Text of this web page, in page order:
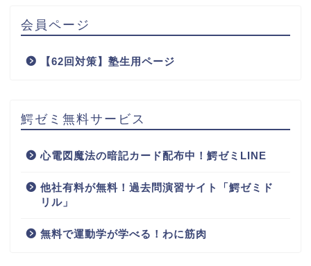
会員ページ
【62回対策】塾生用ページ
鰐ゼミ無料サービス
心電図魔法の暗記カード配布中！鰐ゼミLINE
他社有料が無料！過去問演習サイト「鰐ゼミド
リル」
無料で運動学が学べる！わに筋肉